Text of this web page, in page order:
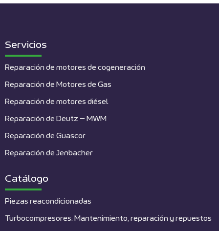
Servicios
Reparación de motores de cogeneración
Reparación de Motores de Gas
Reparación de motores diésel
Reparación de Deutz – MWM
Reparación de Guascor
Reparación de Jenbacher
Catálogo
Piezas reacondicionadas
Turbocompresores: Mantenimiento, reparación y repuestos